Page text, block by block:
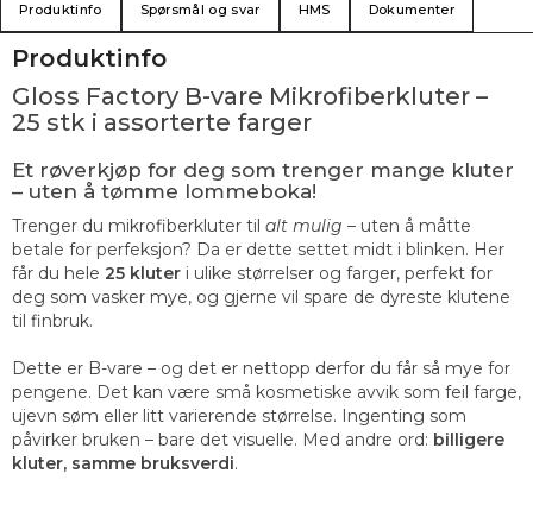
Produktinfo Spørsmål og svar HMS Dokumenter
Produktinfo
Gloss Factory B-vare Mikrofiberkluter –
25 stk i assorterte farger
Et røverkjøp for deg som trenger mange kluter
– uten å tømme lommeboka!
Trenger du mikrofiberkluter til alt mulig – uten å måtte
betale for perfeksjon? Da er dette settet midt i blinken. Her
får du hele 25 kluter i ulike størrelser og farger, perfekt for
deg som vasker mye, og gjerne vil spare de dyreste klutene
til finbruk.
Dette er B-vare – og det er nettopp derfor du får så mye for
pengene. Det kan være små kosmetiske avvik som feil farge,
ujevn søm eller litt varierende størrelse. Ingenting som
påvirker bruken – bare det visuelle. Med andre ord: billigere
kluter, samme bruksverdi.